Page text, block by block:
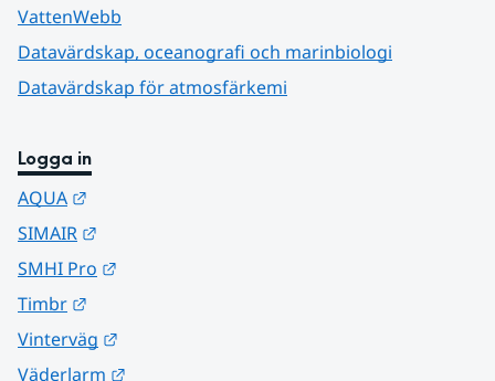
VattenWebb
Datavärdskap, oceanografi och marinbiologi
Datavärdskap för atmosfärkemi
Logga in
AQUA
SIMAIR
SMHI Pro
Timbr
Vinterväg
Väderlarm